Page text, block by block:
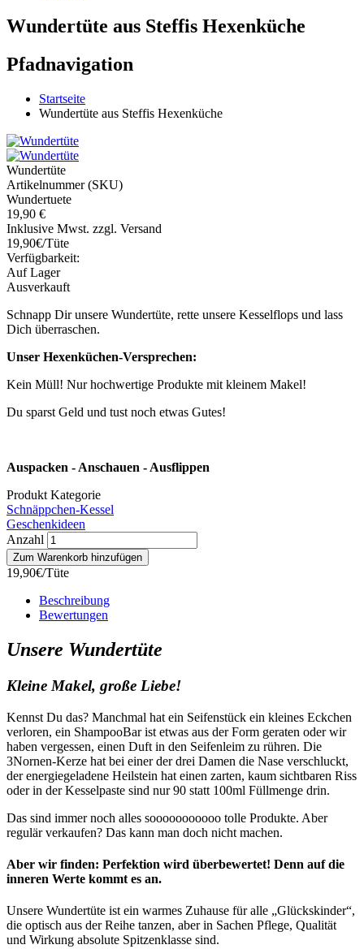
Wundertüte aus Steffis Hexenküche
Pfadnavigation
Startseite
Wundertüte aus Steffis Hexenküche
Wundertüte
Artikelnummer (SKU)
Wundertuete
19,90 €
Inklusive Mwst. zzgl. Versand
19,90€/Tüte
Verfügbarkeit:
Auf Lager
Ausverkauft
Schnapp Dir unsere Wundertüte, rette unsere Kesselflops und lass
Dich überraschen.
Unser Hexenküchen-Versprechen:
Kein Müll! Nur hochwertige Produkte mit kleinem Makel!
Du sparst Geld und tust noch etwas Gutes!
Auspacken - Anschauen - Ausflippen
Produkt Kategorie
Schnäppchen-Kessel
Geschenkideen
Anzahl
19,90€/Tüte
Beschreibung
Bewertungen
Unsere Wundertüte
Kleine Makel, große Liebe!
Kennst Du das? Manchmal hat ein Seifenstück ein kleines Eckchen
verloren, ein ShampooBar ist etwas aus der Form geraten oder wir
haben vergessen, einen Duft in den Seifenleim zu rühren. Die
3Nornen-Kerze hat bei einer der drei Damen die Nase verschluckt,
der energiegeladene Heilstein hat einen zarten, kaum sichtbaren Riss
oder in der Kesselpaste sind nur 90 statt 100ml Füllmenge drin.
Das sind immer noch alles sooooooooooo tolle Produkte. Aber
regulär verkaufen? Das kann man doch nicht machen.
Aber wir finden: Perfektion wird überbewertet! Denn auf die
inneren Werte kommt es an.
Unsere Wundertüte ist ein warmes Zuhause für alle „Glückskinder“,
die optisch aus der Reihe tanzen, aber in Sachen Pflege, Qualität
und Wirkung absolute Spitzenklasse sind.